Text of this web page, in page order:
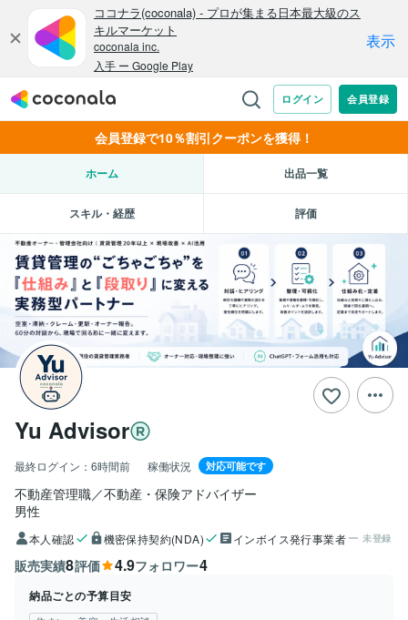
会員登録で10％割引クーポンを獲得！
ホーム 出品一覧
スキル・経歴 評価
Yu Advisor
最終ログイン： 6時間前 稼働状況 対応可能です
不動産管理職／不動産・保険アドバイザー
男性
本人確認 機密保持契約(NDA) インボイス発行事業者 未登録
販売実績8評価 4.9フォロワー4
納品ごとの予算目安